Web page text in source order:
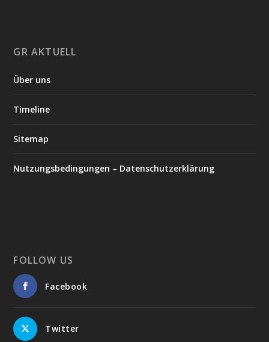
GR AKTUELL
Über uns
Timeline
Sitemap
Nutzungsbedingungen – Datenschutzerklärung
FOLLOW US
Facebook
Twitter